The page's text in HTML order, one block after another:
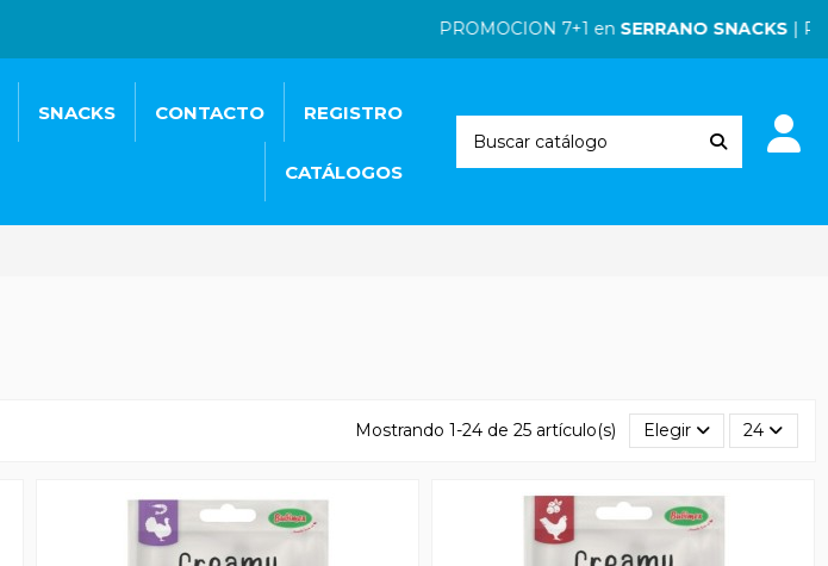
PROMOCION 7+1 enSERRANO SNACKS|
SNACKS CONTACTO REGISTRO
CATÁLOGOS
Mostrando 1-24 de 25 artículo(s) Elegir 24